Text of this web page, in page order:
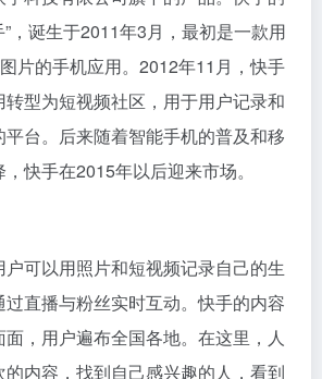
，诞生于2011年3月，最初是一款用
片的手机应用。2012年11月，快手
型为短视频社区，用于用户记录和
台。后来随着智能手机的普及和移
快手在2015年以后迎来市场。
可以用照片和短视频记录自己的生
直播与粉丝实时互动。快手的内容
，用户遍布全国各地。在这里，人
内容，找到自己感兴趣的人，看到